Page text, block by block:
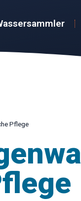
Pflege